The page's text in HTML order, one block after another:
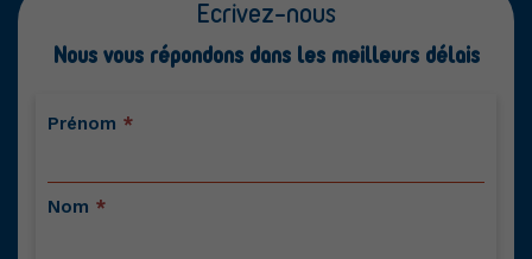
Ecrivez-nous
Nous vous répondons dans les meilleurs délais
Contactez-
Prénom *
Nom *